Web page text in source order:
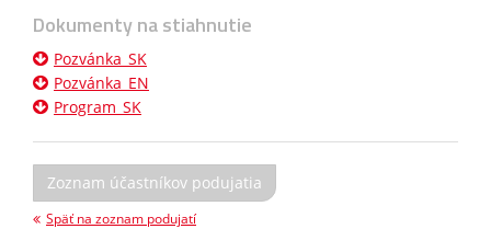
Dokumenty na stiahnutie
Pozvánka_SK
Pozvánka_EN
Program_SK
Zoznam účastníkov podujatia
Späť na zoznam podujatí